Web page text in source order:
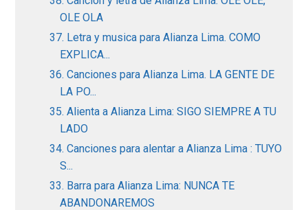
OLE OLA
37. Letra y musica para Alianza Lima. COMO
EXPLICA...
36. Canciones para Alianza Lima. LA GENTE DE
LA PO...
35. Alienta a Alianza Lima: SIGO SIEMPRE A TU
LADO
34. Canciones para alentar a Alianza Lima : TUYO
S...
33. Barra para Alianza Lima: NUNCA TE
ABANDONAREMOS